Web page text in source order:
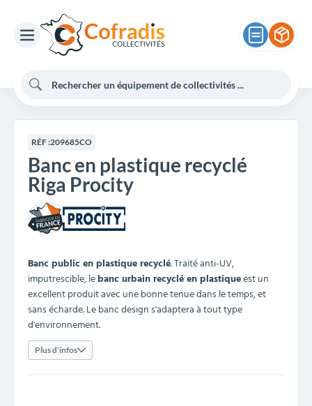
RÉF :209685CO
Banc en plastique recyclé
Riga Procity
Banc public en plastique recyclé. Traité anti-UV,
imputrescible, lebanc urbain recyclé en plastiqueest un
excellent produit avec une bonne tenue dans le temps, et
sans écharde. Le banc design s'adaptera à tout type
d'environnement.
Plus d'infos